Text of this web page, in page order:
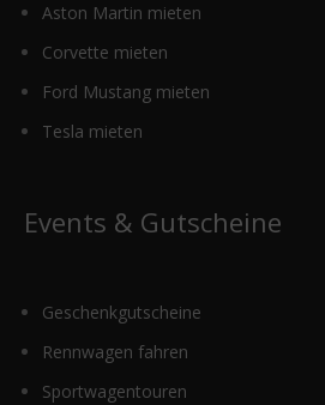
Aston Martin mieten
Corvette mieten
Ford Mustang mieten
Tesla mieten
Events & Gutscheine
Geschenkgutscheine
Rennwagen fahren
Sportwagentouren